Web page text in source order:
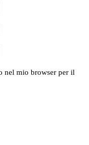
nel mio browser per il